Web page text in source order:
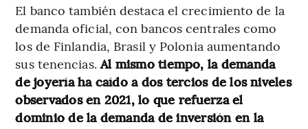
El banco también destaca el crecimiento de la
demanda oficial, con bancos centrales como
los de Finlandia, Brasil y Polonia aumentando
sus tenencias.Al mismo tiempo, la demanda
de joyería ha caído a dos tercios de los niveles
observados en 2021, lo que refuerza el
dominio de la demanda de inversión en la